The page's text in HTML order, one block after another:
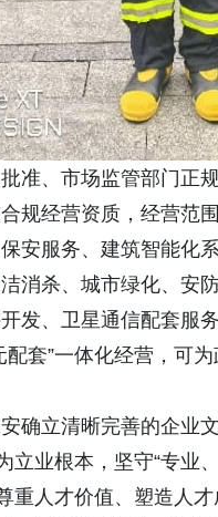
准、市场监管部门正
规经营资质，经营
安服务、建筑智能化
消杀、城市绿化、安
发、卫星通信配套服
套”一体化经营，可
确立清晰完善的企业
立业根本，坚守“专业
重人才价值、塑造人